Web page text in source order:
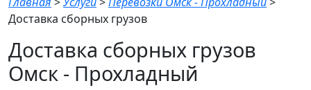
Доставка сборных грузов
Доставка сборных грузов
Омск - Прохладный